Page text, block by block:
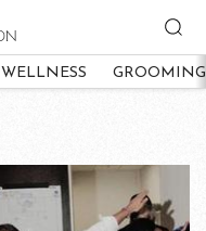
WELLNESS GROOMING